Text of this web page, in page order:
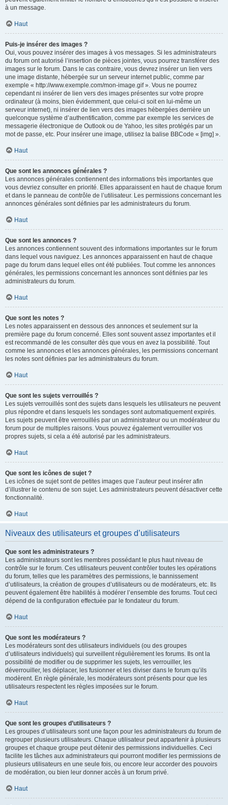
à un message.
Haut
Puis-je insérer des images ?
Oui, vous pouvez insérer des images à vos messages. Si les administrateurs
du forum ont autorisé l’insertion de pièces jointes, vous pourrez transférer des
images sur le forum. Dans le cas contraire, vous devrez insérer un lien vers
une image distante, hébergée sur un serveur internet public, comme par
exemple « http://www.exemple.com/mon-image.gif ». Vous ne pourrez
cependant ni insérer de lien vers des images présentes sur votre propre
ordinateur (à moins, bien évidemment, que celui-ci soit en lui-même un
serveur internet), ni insérer de lien vers des images hébergées derrière un
quelconque système d’authentification, comme par exemple les services de
messagerie électronique de Outlook ou de Yahoo, les sites protégés par un
mot de passe, etc. Pour insérer une image, utilisez la balise BBCode « [img] ».
Haut
Que sont les annonces générales ?
Les annonces générales contiennent des informations très importantes que
vous devriez consulter en priorité. Elles apparaissent en haut de chaque forum
et dans le panneau de contrôle de l’utilisateur. Les permissions concernant les
annonces générales sont définies par les administrateurs du forum.
Haut
Que sont les annonces ?
Les annonces contiennent souvent des informations importantes sur le forum
dans lequel vous naviguez. Les annonces apparaissent en haut de chaque
page du forum dans lequel elles ont été publiées. Tout comme les annonces
générales, les permissions concernant les annonces sont définies par les
administrateurs du forum.
Haut
Que sont les notes ?
Les notes apparaissent en dessous des annonces et seulement sur la
première page du forum concerné. Elles sont souvent assez importantes et il
est recommandé de les consulter dès que vous en avez la possibilité. Tout
comme les annonces et les annonces générales, les permissions concernant
les notes sont définies par les administrateurs du forum.
Haut
Que sont les sujets verrouillés ?
Les sujets verrouillés sont des sujets dans lesquels les utilisateurs ne peuvent
plus répondre et dans lesquels les sondages sont automatiquement expirés.
Les sujets peuvent être verrouillés par un administrateur ou un modérateur du
forum pour de multiples raisons. Vous pouvez également verrouiller vos
propres sujets, si cela a été autorisé par les administrateurs.
Haut
Que sont les icônes de sujet ?
Les icônes de sujet sont de petites images que l’auteur peut insérer afin
d’illustrer le contenu de son sujet. Les administrateurs peuvent désactiver cette
fonctionnalité.
Haut
Niveaux des utilisateurs et groupes d’utilisateurs
Que sont les administrateurs ?
Les administrateurs sont les membres possédant le plus haut niveau de
contrôle sur le forum. Ces utilisateurs peuvent contrôler toutes les opérations
du forum, telles que les paramètres des permissions, le bannissement
d’utilisateurs, la création de groupes d’utilisateurs ou de modérateurs, etc. Ils
peuvent également être habilités à modérer l’ensemble des forums. Tout ceci
dépend de la configuration effectuée par le fondateur du forum.
Haut
Que sont les modérateurs ?
Les modérateurs sont des utilisateurs individuels (ou des groupes
d’utilisateurs individuels) qui surveillent régulièrement les forums. Ils ont la
possibilité de modifier ou de supprimer les sujets, les verrouiller, les
déverrouiller, les déplacer, les fusionner et les diviser dans le forum qu’ils
modèrent. En règle générale, les modérateurs sont présents pour que les
utilisateurs respectent les règles imposées sur le forum.
Haut
Que sont les groupes d’utilisateurs ?
Les groupes d’utilisateurs sont une façon pour les administrateurs du forum de
regrouper plusieurs utilisateurs. Chaque utilisateur peut appartenir à plusieurs
groupes et chaque groupe peut détenir des permissions individuelles. Ceci
facilite les tâches aux administrateurs qui pourront modifier les permissions de
plusieurs utilisateurs en une seule fois, ou encore leur accorder des pouvoirs
de modération, ou bien leur donner accès à un forum privé.
Haut